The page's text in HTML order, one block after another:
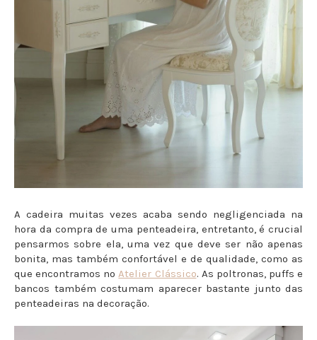
A cadeira muitas vezes acaba sendo negligenciada na
hora da compra de uma penteadeira, entretanto, é crucial
pensarmos sobre ela, uma vez que deve ser não apenas
bonita, mas também confortável e de qualidade, como as
que encontramos no Atelier Clássico. As poltronas, puffs e
bancos também costumam aparecer bastante junto das
penteadeiras na decoração.